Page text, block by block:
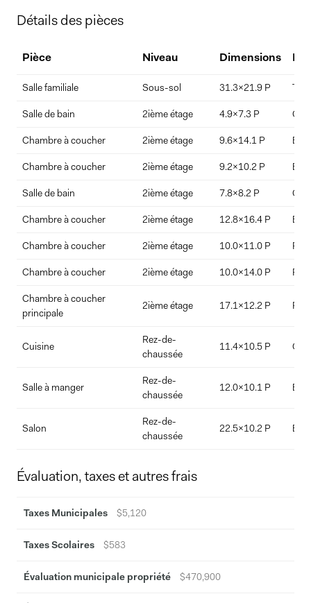
Home Price
Down Payment
Interest Rate Term Length (years)
Détails des pièces
Pièce Niveau Dimensions
Salle familiale Sous-sol 31.3x21.9 P
Salle de bain 2ième étage 4.9x7.3 P
Chambre à coucher 2ième étage 9.6x14.1 P Bois
Chambre à coucher 2ième étage 9.2x10.2 P Bois
Salle de bain 2ième étage 7.8x8.2 P
Chambre à coucher 2ième étage 12.8x16.4 P Bois
Chambre à coucher 2ième étage 10.0x11.0 P
Chambre à coucher 2ième étage 10.0x14.0 P
Chambre à coucher
principale
2ième étage 17.1x12.2 P
Cuisine
Rez-de-
chaussée
11.4x10.5 P
Salle à manger
Rez-de-
chaussée
12.0x10.1 P Bois
Salon
Rez-de-
chaussée
22.5x10.2 P Bois
Évaluation, taxes et autres frais
Taxes Municipales $5,120
Taxes Scolaires $583
Évaluation municipale propriété $470,900